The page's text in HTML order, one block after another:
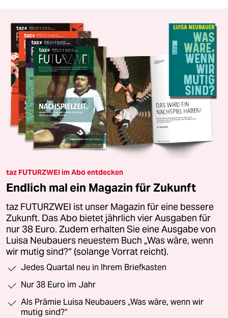
taz FUTURZWEI im Abo entdecken
Endlich mal ein Magazin für Zukunft
taz FUTURZWEI ist unser Magazin für eine bessere
Zukunft. Das Abo bietet jährlich vier Ausgaben für
nur 38 Euro. Zudem erhalten Sie eine Ausgabe von
Luisa Neubauers neuestem Buch „Was wäre, wenn
wir mutig sind?“ (solange Vorrat reicht).
Jedes Quartal neu in Ihrem Briefkasten
Nur 38 Euro im Jahr
Als Prämie Luisa Neubauers „Was wäre, wenn wir
mutig sind?“